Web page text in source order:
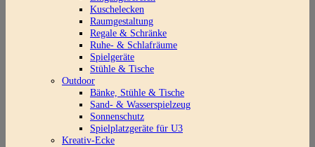
Kuschelecken
Raumgestaltung
Regale & Schränke
Ruhe- & Schlafräume
Spielgeräte
Stühle & Tische
Outdoor
Bänke, Stühle & Tische
Sand- & Wasserspielzeug
Sonnenschutz
Spielplatzgeräte für U3
Kreativ-Ecke